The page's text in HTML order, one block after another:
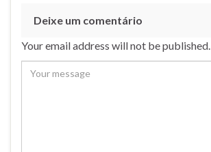
Deixe um comentário
Your email address will not be published.